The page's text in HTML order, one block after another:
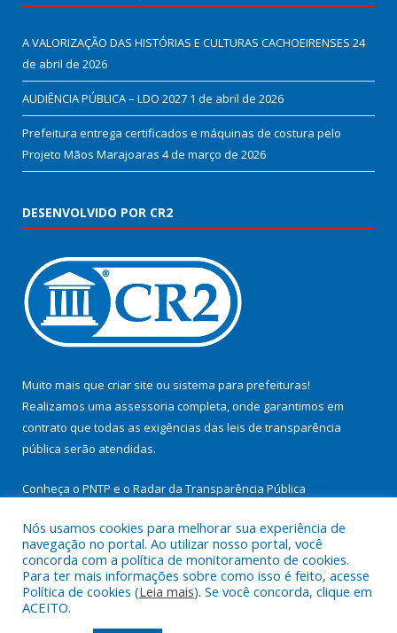
A VALORIZAÇÃO DAS HISTÓRIAS E CULTURAS CACHOEIRENSES 24
de abril de 2026
AUDIÊNCIA PÚBLICA – LDO 2027 1 de abril de 2026
Prefeitura entrega certificados e máquinas de costura pelo
Projeto Mãos Marajoaras 4 de março de 2026
DESENVOLVIDO POR CR2
Muito mais que criar site ou sistema para prefeituras!
Realizamos uma assessoria completa, onde garantimos em
contrato que todas as exigências das leis de transparência
pública serão atendidas.
Conheça o PNTP e o Radar da Transparência Pública
Todos os direitos reservados a Prefeitura Municipal de
Cachoeira do Arari.
Nós usamos cookies para melhorar sua experiência de
navegação no portal. Ao utilizar nosso portal, você
concorda com a política de monitoramento de cookies.
Para ter mais informações sobre como isso é feito, acesse
Política de cookies (Leia mais). Se você concorda, clique em
ACEITO.